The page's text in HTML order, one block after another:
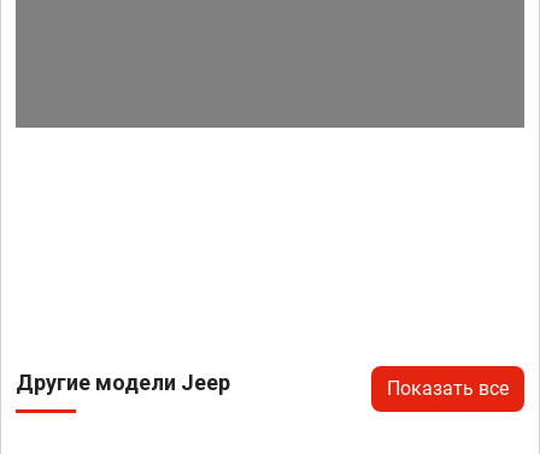
Другие модели Jeep Показать все